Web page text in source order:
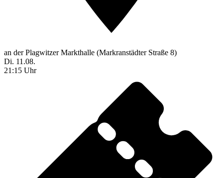
an der Plagwitzer Markthalle (Markranstädter Straße 8)
Di. 11.08.
21:15 Uhr